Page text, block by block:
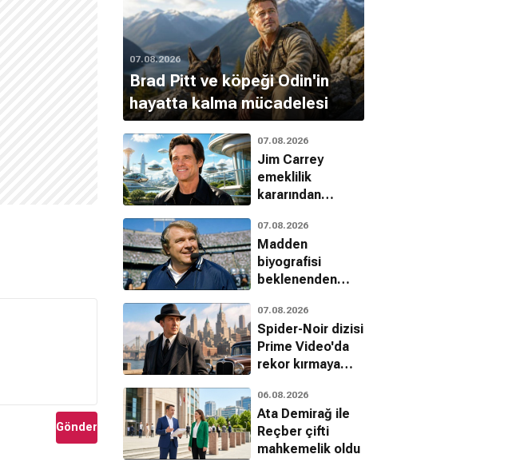
Gönder
07.08.2026
Brad Pitt ve köpeği Odin'in
hayatta kalma mücadelesi
07.08.2026
Jim Carrey
emeklilik
kararından
Jetgiller ile
dönüyor
07.08.2026
Madden
biyografisi
beklenenden
07.08.2026
Spider-Noir dizisi
Prime Video'da
rekor kırmaya
06.08.2026
Ata Demirağ ile
Reçber çifti
mahkemelik oldu